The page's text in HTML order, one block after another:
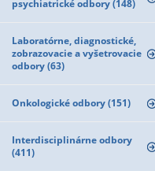
psychiatrické odbory (148)
Laboratórne, diagnostické,
zobrazovacie a vyšetrovacie
odbory (63)
Onkologické odbory (151)
Interdisciplinárne odbory
(411)